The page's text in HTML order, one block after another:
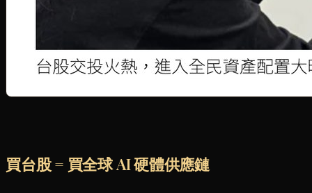
買台股 = 買全球 AI 硬體供應鏈